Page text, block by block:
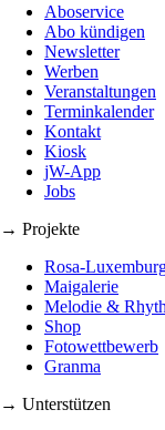
Aboservice
Abo kündigen
Newsletter
Werben
Veranstaltungen
Terminkalender
Kontakt
Kiosk
jW-App
Jobs
→ Projekte
Rosa-
Maigalerie
Melodie &
Shop
Fotowettbewerb
Granma
→ Unterstützen